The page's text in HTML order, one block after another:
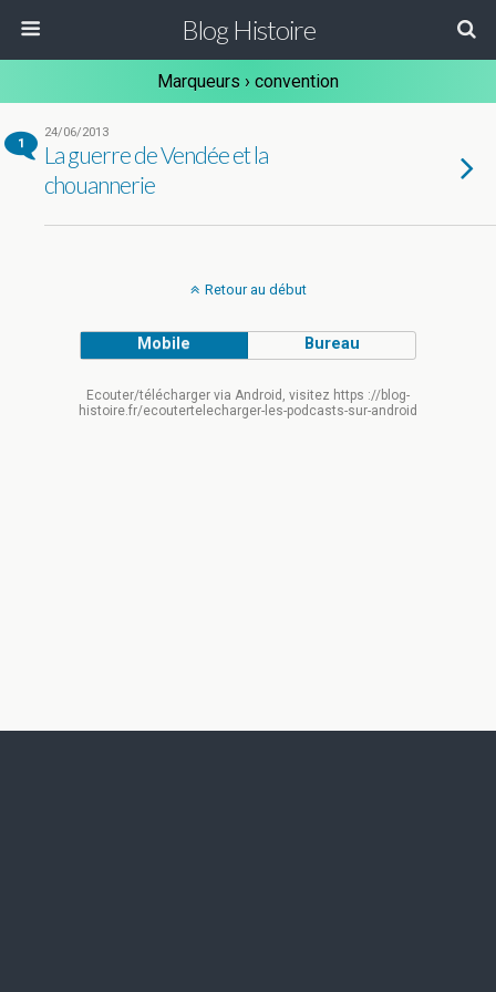
Blog Histoire
Marqueurs › convention
1
24/06/2013
La guerre de Vendée et la
chouannerie
Retour au début
Mobile Bureau
Ecouter/télécharger via Android, visitez https ://blog-
histoire.fr/ecoutertelecharger-les-podcasts-sur-android